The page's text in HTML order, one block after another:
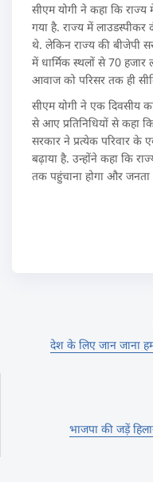
सीएम योगी ने कहा कि राज्य
गया है. राज्य में
थे. लेकिन राज्य की बीजेपी
में धार्मिक स्थलों से 70 हजार
आवाज को परिसर तक ही
सीएम योगी ने एक दिवसीय
से आए प्रतिनिधियों से कहा
सरकार ने प्रत्येक परिवार
बढ़ाया है. उन्होंने कहा कि
तक पहुंचाना होगा और जनता
देश के लिए जान जाना
भाजपा की जड़ें